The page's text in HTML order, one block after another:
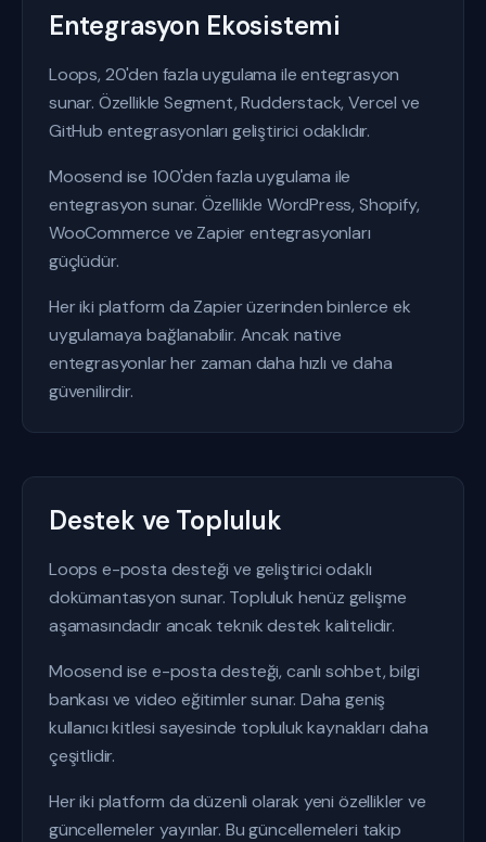
Entegrasyon Ekosistemi
Loops, 20'den fazla uygulama ile entegrasyon
sunar. Özellikle Segment, Rudderstack, Vercel ve
GitHub entegrasyonları geliştirici odaklıdır.
Moosend ise 100'den fazla uygulama ile
entegrasyon sunar. Özellikle WordPress, Shopify,
WooCommerce ve Zapier entegrasyonları
güçlüdür.
Her iki platform da Zapier üzerinden binlerce ek
uygulamaya bağlanabilir. Ancak native
entegrasyonlar her zaman daha hızlı ve daha
güvenilirdir.
Destek ve Topluluk
Loops e-posta desteği ve geliştirici odaklı
dokümantasyon sunar. Topluluk henüz gelişme
aşamasındadır ancak teknik destek kalitelidir.
Moosend ise e-posta desteği, canlı sohbet, bilgi
bankası ve video eğitimler sunar. Daha geniş
kullanıcı kitlesi sayesinde topluluk kaynakları daha
çeşitlidir.
Her iki platform da düzenli olarak yeni özellikler ve
güncellemeler yayınlar. Bu güncellemeleri takip